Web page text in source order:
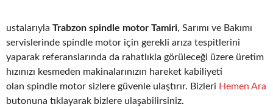
ustalarıyla Trabzon spindle motor Tamiri, Sarımı ve Bakımı
servislerinde spindle motor için gerekli arıza tespitlerini
yaparak referanslarında da rahatlıkla görüleceği üzere üretim
hızınızı kesmeden makinalarınızın hareket kabiliyeti
olan spindle motor sizlere güvenle ulaştırır. Bizleri Hemen Ara
butonuna tıklayarak bizlere ulaşabilirsiniz.